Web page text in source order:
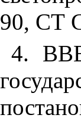
90, СТ
4.